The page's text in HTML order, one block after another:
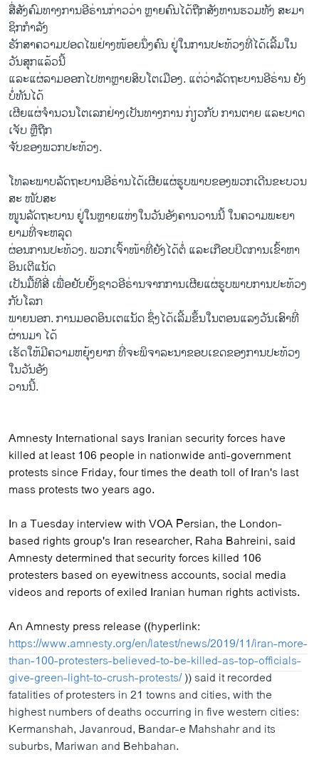
ສື່​ສັງ​ຄົມ​ທາງ​ການ​ອີ​ຣ່ານກ່າວ​ວ່າ ຫຼາຍ​ຄົນ​ໄດ້​ຖືກ​ສັງ​ຫານຮວມ​ທັງ ສະ​ມາ​
ຊິກ​ກຳ​ລັງ
​ຮັກ​ສາ​ຄວາມ​ປອ​ດ​ໄພ​ຢ່າງໜ້ອຍນຶ່ງ​ຄົນ ຢູ່​ໃນ​ການ​ປະ​ທ້ວງ​ທີ່​ໄດ້​ເລີ້ມ​ໃນ​
ວັນ​ສຸກແລ້ວນີ້
ແລະ​ແຜ່​ລາມ​ອອກ​ໄປ​ຫາ​ຫຼາຍ​ສິບ​ໂຕເມືອງ. ແຕ່​ວ່​າ​ລັດ​ຖະ​ບານ​ອີ​ຣ່ານ​ ຍັງ​
ບໍ່​ທັນ​ໄດ້​
ເຜີຍ​ແຜ່​ຈຳ​ນວນ​ໂຕ​ເລກ​ຢ່າງ​ເປັນ​ທາງກ​ານ​ ກ່ຽວ​ກັບ ​ການ​ຕາຍ ແລະ​ບາດ​
ເຈັບ ຫຼື​ຖືກ​
ຈັບ​ຂອງ​ພວກ​ປະ​ທ້ວງ.
ໂທ​ລະ​ພາບ​ລັດ​ຖະ​ບານ​ອີ​ຣ່ານ​ໄດ້​ເຜີຍ​ແຜ່​ຮູບ​ພາບ​ຂອງ​ພວກ​ເດີນ​ຂະ​ບວນ​
ສະ​ ໜັບ​ສະ
​ໜູນ​ລັດ​ຖະ​ບານ​ ຢູ່​ໃນ​ຫຼາຍ​ແຫ່ງ​ໃນ​ວັນ​ອັງ​ຄານ​ວານ​ນີ້ ໃນ​ຄວາມ​ພະ​ຍາ​
ຍາມ​ທີ່​ຈະ​ຫລຸດ
​ຜ່ອນ​ການ​ປະ​ທ້ວງ. ພວກ​ເຈົ້າ​ໜ້າ​ທີ່​ຍັງ​ໄດ້​ຕໍ່ ແລະ​ເກືອບ​ປິດ​ການ​ເຂົ້າ​ຫາ​
ອິນ​ເຕີ​ແນັດ
​ເປັນ​ມື້​ທີ​ສີ່ ເພື່ອ​ຢັບ​ຢັ້ງ​ຊາວ​ອີ​ຣ່ານ​ຈາກ​ການ​ເຜີຍ​ແຜ່ຮູບ​ພາບ​ການ​ປະ​ທ້ວງ​
ກັບ​ໂລກ​
ພາຍນອກ. ການມອດ​ອິນ​ເຕ​ແນັດ ຊຶ່ງ​ໄດ້​ເລີ້ມ​ຂຶ້ນ​ໃນ​ຕອນ​ແລງວັນ​ເສົາ​ທີ່​
ຜ່ານ​ມາ ໄດ້
ເຮັດ​ໃຫ້​ມີ​ຄວາມຫຍຸ້ງ​ຍາກ ທີ່​ຈະ​ພິ​ຈາ​ລະ​ນາ​ຂອບ​ເຂດ​ຂອງ​ການ​ປະ​ທ້ວງ​
ໃນ​ວັນ​ອັງ
ວ​ານ​ນີ້​.
Amnesty International says Iranian security forces have
killed at least 106 people in nationwide anti-government
protests since Friday, four times the death toll of Iran's last
mass protests two years ago.
In a Tuesday interview with VOA Persian, the London-
based rights group's Iran researcher, Raha Bahreini, said
Amnesty determined that security forces killed 106
protesters based on eyewitness accounts, social media
videos and reports of exiled Iranian human rights activists.
An Amnesty press release ((hyperlink:
https://www.amnesty.org/en/latest/news/2019/11/iran-more-
than-100-protesters-believed-to-be-killed-as-top-officials-
give-green-light-to-crush-protests/)) said it recorded
fatalities of protesters in 21 towns and cities, with the
highest numbers of deaths occurring in five western cities:
Kermanshah, Javanroud, Bandar-e Mahshahr and its
suburbs, Mariwan and Behbahan.